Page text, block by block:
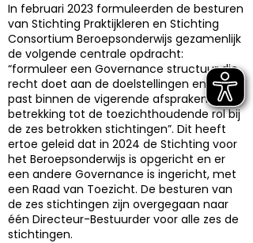
In februari 2023 formuleerden de besturen
van Stichting Praktijkleren en Stichting
Consortium Beroepsonderwijs gezamenlijk
de volgende centrale opdracht:
“formuleer een Governance structuur die
recht doet aan de doelstellingen en die
past binnen de vigerende afspraken met
betrekking tot de toezichthoudende rol bij
de zes betrokken stichtingen”. Dit heeft
ertoe geleid dat in 2024 de Stichting voor
het Beroepsonderwijs is opgericht en er
een andere Governance is ingericht, met
een Raad van Toezicht. De besturen van
de zes stichtingen zijn overgegaan naar
één Directeur-Bestuurder voor alle zes de
stichtingen.